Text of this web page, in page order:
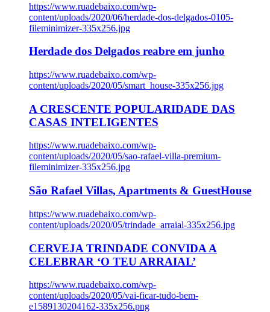
https://www.ruadebaixo.com/wp-
content/uploads/2020/06/herdade-dos-delgados-0105-
fileminimizer-335x256.jpg
Herdade dos Delgados reabre em junho
https://www.ruadebaixo.com/wp-
content/uploads/2020/05/smart_house-335x256.jpg
A CRESCENTE POPULARIDADE DAS
CASAS INTELIGENTES
https://www.ruadebaixo.com/wp-
content/uploads/2020/05/sao-rafael-villa-premium-
fileminimizer-335x256.jpg
São Rafael Villas, Apartments & GuestHouse
https://www.ruadebaixo.com/wp-
content/uploads/2020/05/trindade_arraial-335x256.jpg
CERVEJA TRINDADE CONVIDA A
CELEBRAR ‘O TEU ARRAIAL’
https://www.ruadebaixo.com/wp-
content/uploads/2020/05/vai-ficar-tudo-bem-
e1589130204162-335x256.png